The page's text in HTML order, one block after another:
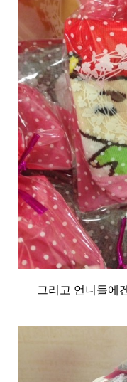
그리고 언니들에